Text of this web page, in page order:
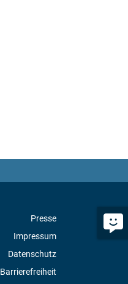
Presse
Impressum
Datenschutz
Barrierefreiheit